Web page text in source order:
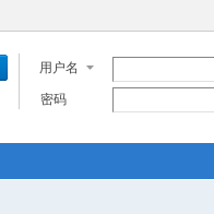
用户名
密码